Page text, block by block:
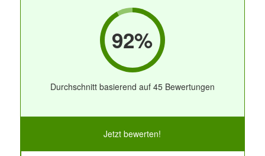
92%
Durchschnitt basierend auf 45 Bewertungen
Jetzt bewerten!